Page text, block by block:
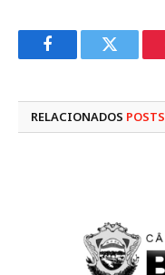
FacebookTwitter
RELACIONADOS POSTS